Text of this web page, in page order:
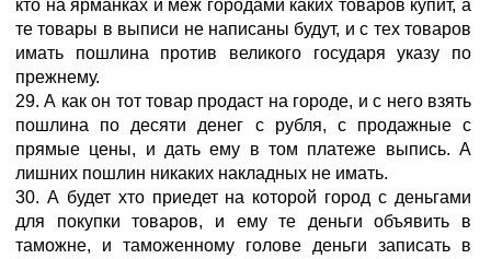
кто на ярманках и меж городами каких товаров купит, а
те товары в выписи не написаны будут, и с тех товаров
имать пошлина против великого государя указу по
прежнему.
29. А как он тот товар продаст на городе, и с него взять
пошлина по десяти денег с рубля, с продажные с
прямые цены, и дать ему в том платеже выпись. А
лишних пошлин никаких накладных не имать.
30. А будет хто приедет на которой город с деньгами
для покупки товаров, и ему те деньги объявить в
таможне, и таможенному голове деньги записать в